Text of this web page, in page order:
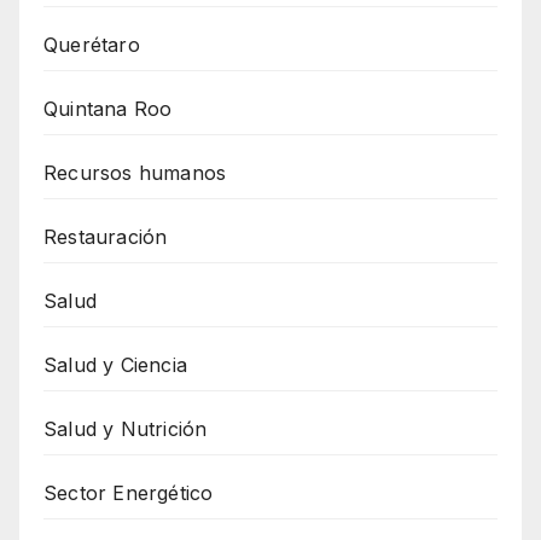
Querétaro
Quintana Roo
Recursos humanos
Restauración
Salud
Salud y Ciencia
Salud y Nutrición
Sector Energético